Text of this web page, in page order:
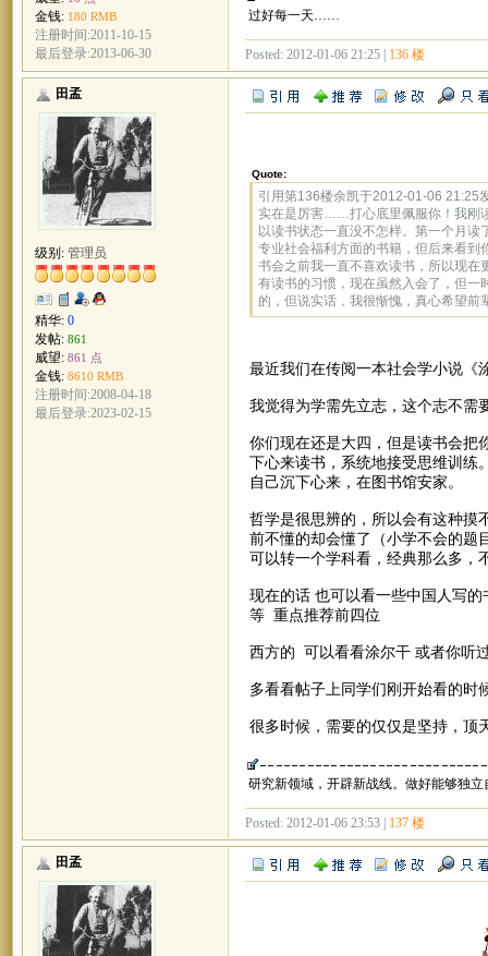
金钱: 180 RMB
注册时间:2011-10-15
最后登录:2013-06-30
过好每一天……
Posted: 2012-01-06 21:25 | 136 楼
田孟
级别: 管理员
精华: 0
发帖: 861
威望: 861 点
金钱: 8610 RMB
注册时间:2008-04-18
最后登录:2023-02-15
Quote:
引用第136楼余凯于2012-01-06 21:25
实在是厉害……打心底里佩服你！我刚
以读书状态一直没不怎样。第一个月
专业社会福利方面的书籍，但后来看到
书会之前我一直不喜欢读书，所以现在
有读书的习惯，现在虽然入会了，但一
的，但说实话，我很惭愧，真心希望前
最近我们在传阅一本社会学小说《
我觉得为学需先立志，这个志不需
你们现在还是大四，但是读书会把
下心来读书，系统地接受思维训练
自己沉下心来，在图书馆安家。
哲学是很思辨的，所以会有这种摸
前不懂的却会懂了（小学不会的题
可以转一个学科看，经典那么多，
现在的话 也可以看一些中国人写
等 重点推荐前四位
西方的 可以看看涂尔干 或者你听
多看看帖子上同学们刚开始看的时
很多时候，需要的仅仅是坚持，顶
研究新领域，开辟新战线。做好能够独
Posted: 2012-01-06 23:53 | 137 楼
田孟